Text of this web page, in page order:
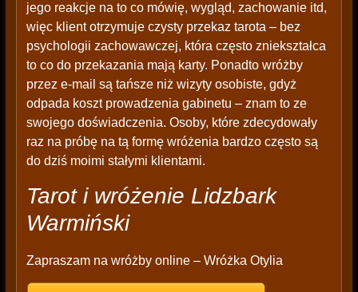
jego reakcje na to co mówię, wygląd, zachowanie itd,
więc klient otrzymuje czysty przekaz tarota – bez
psychologii zachowawczej, która często zniekształca
to co do przekazania mają karty. Ponadto wróżby
przez e-mail są tańsze niż wizyty osobiste, gdyż
odpada koszt prowadzenia gabinetu – znam to ze
swojego doświadczenia. Osoby, które zdecydowały
raz na próbę na tą formę wróżenia bardzo często są
do dziś moimi stałymi klientami.
Tarot i wróżenie Lidzbark
Warmiński
Zapraszam na wróżby online – Wróżka Otylia